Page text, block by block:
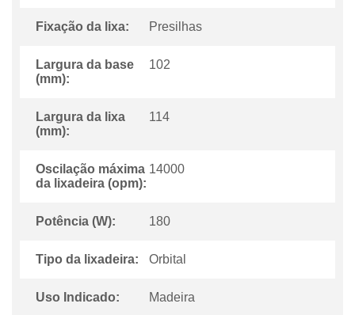
Fixação da lixa: Presilhas
Largura da base
(mm):
102
Largura da lixa
(mm):
114
Oscilação máxima
da lixadeira (opm):
14000
Potência (W): 180
Tipo da lixadeira: Orbital
Uso Indicado: Madeira